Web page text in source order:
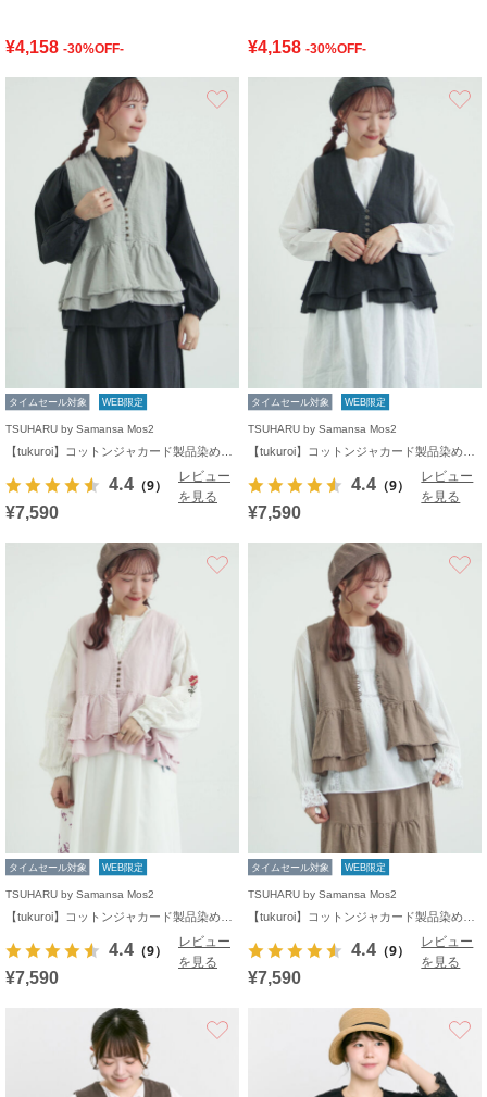
¥4,158 -30%OFF- ¥4,158 -30%OFF-
タイムセール対象 WEB限定
TSUHARU by Samansa Mos2
4.4 （9）
レビュー
を見る
¥7,590
タイムセール対象 WEB限定
TSUHARU by Samansa Mos2
4.4 （9）
レビュー
を見る
¥7,590
タイムセール対象 WEB限定
TSUHARU by Samansa Mos2
4.4 （9）
レビュー
を見る
¥7,590
タイムセール対象 WEB限定
TSUHARU by Samansa Mos2
4.4 （9）
レビュー
を見る
¥7,590